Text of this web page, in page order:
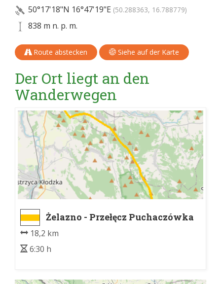
50°17'18"N 16°47'19"E (50.288363, 16.788779)
838 m n. p. m.
Route abstecken Siehe auf der Karte
Der Ort liegt an den
Wanderwegen
Żelazno - Przełęcz Puchaczówka
18,2 km
6:30 h